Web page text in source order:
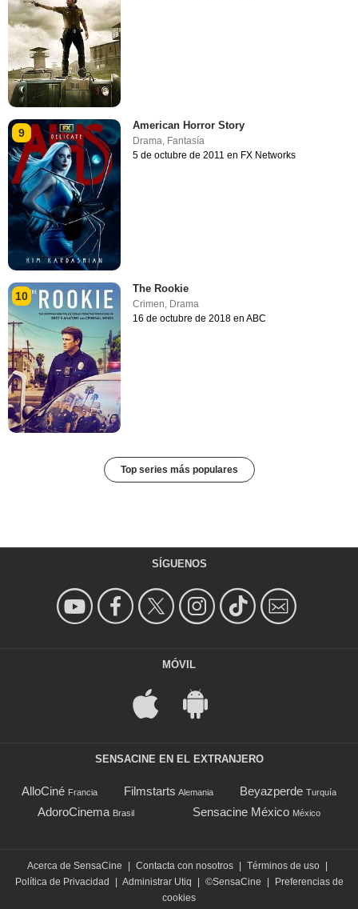
9
American Horror Story
Drama, Fantasía
5 de octubre de 2011 en FX Networks
10
The Rookie
Crimen Drama
16 de octubre de 2018 en ABC
Top series más populares
SÍGUENOS
MÓVIL
SENSACINE EN EL EXTRANJERO
AlloCiné Francia Filmstarts Alemania Beyazperde Turquía
AdoroCinema Brasil Sensacine México México
Acerca de SensaCine Contacta con nosotros Términos de uso
Política de Privacidad
Administrar Utiq ©SensaCine
Preferencias de
cookies